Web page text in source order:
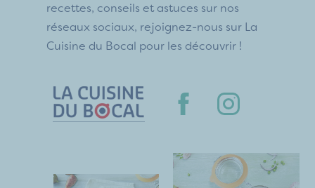
recettes, conseils et astuces sur nos
réseaux sociaux, rejoignez-nous sur La
Cuisine du Bocal pour les découvrir !